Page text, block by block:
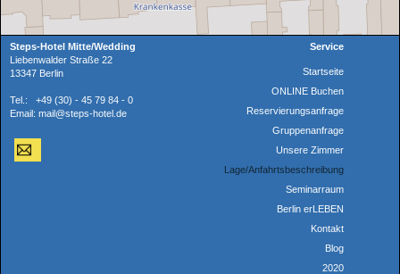
Steps-Hotel Mitte/Wedding
Liebenwalder Straße 22
13347 Berlin
Tel.: +49 (30) - 45 79 84 - 0
Email: mail@steps-hotel.de
Service
Startseite
ONLINE Buchen
Reservierungsanfrage
Gruppenanfrage
Unsere Zimmer
Lage/Anfahrtsbeschreibung
Seminarraum
Berlin erLEBEN
Kontakt
Blog
2020